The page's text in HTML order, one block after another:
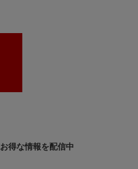
お得な情報を配信中